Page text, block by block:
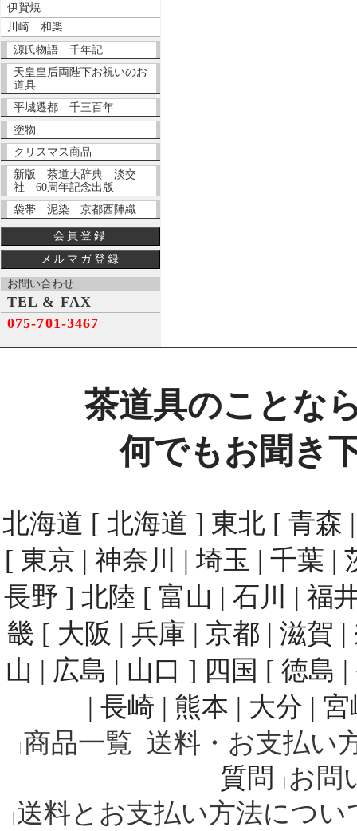
伊賀焼
川崎 和楽
源氏物語 千年記
天皇皇后両陛下お祝いのお
道具
平城遷都 千三百年
塗物
クリスマス商品
新版 茶道大辞典 淡交
社 60周年記念出版
袋帯 泥染 京都西陣織
会員登録
メルマガ登録
お問い合わせ
TEL & FAX
075-701-3467
茶道具のことな
何でもお聞き
北海道 [ 北海道 ] 東北 [ 青森
[ 東京 | 神奈川 | 埼玉 | 千葉 |
長野 ] 北陸 [ 富山 | 石川 | 福
畿 [ 大阪 | 兵庫 | 京都 | 滋賀
山 | 広島 | 山口 ] 四国 [ 徳島
| 長崎 | 熊本 | 大分 |
商品一覧 送料・お支払い
質問
お問
送料とお支払い方法につい